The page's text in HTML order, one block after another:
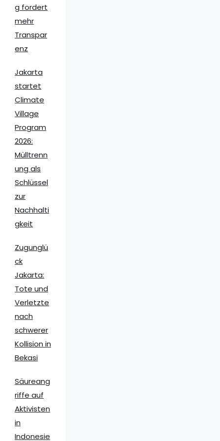
g fordert
mehr
Transpar
enz
Jakarta
startet
Climate
Village
Program
2026:
Mülltrenn
ung als
Schlüssel
zur
Nachhalti
gkeit
Zugunglü
ck
Jakarta:
Tote und
Verletzte
nach
schwerer
Kollision in
Bekasi
Säureang
riffe auf
Aktivisten
in
Indonesie